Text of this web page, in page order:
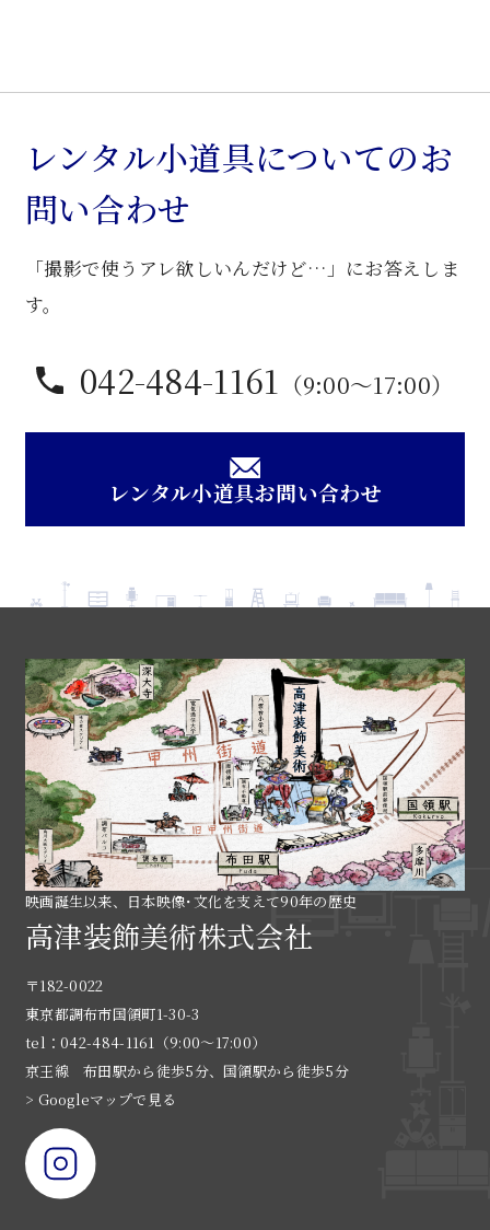
ム
椅
子
レンタル小道具についてのお
問い合わせ
「撮影で使うアレ欲しいんだけど…」にお答えしま
す。
042-484-1161 （9:00〜17:00）
レンタル小道具お問い合わせ
映画誕生以来、日本映像･文化を支えて90年の歴史
高津装飾美術株式会社
〒182-0022
東京都調布市国領町1-30-3
tel：042-484-1161（9:00〜17:00）
京王線 布田駅から徒歩5分、国領駅から徒歩5分
> Googleマップで見る